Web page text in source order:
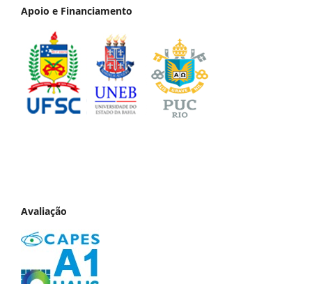
Apoio e Financiamento
Avaliação